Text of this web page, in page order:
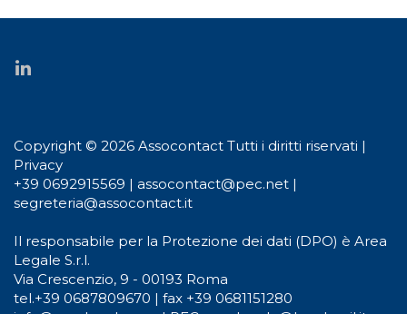
Copyright © 2026 Assocontact Tutti i diritti riservati |
Privacy
+39 0692915569 | assocontact@pec.net |
segreteria@assocontact.it
Il responsabile per la Protezione dei dati (DPO) è Area
Legale S.r.l.
Via Crescenzio, 9 - 00193 Roma
tel.+39 0687809670 | fax +39 0681151280